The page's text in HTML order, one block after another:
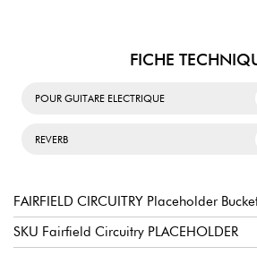
FICHE
POUR GUITARE ELECTRIQUE
REVERB
FAIRFIELD CIRCUITRY Placeholder
SKU Fairfield Circuitry PLACEHOLDER